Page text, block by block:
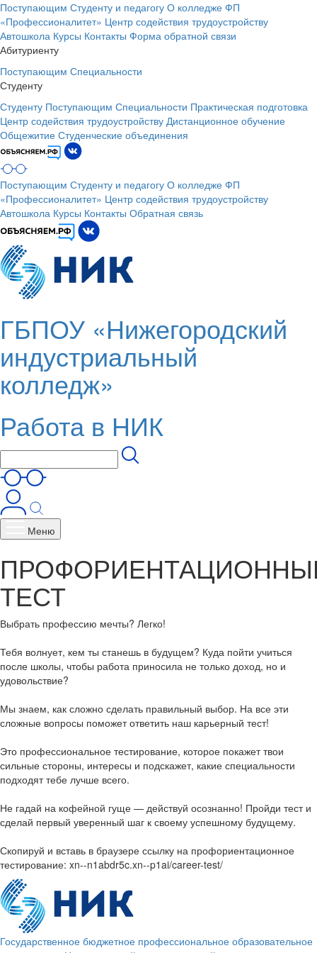
Поступающим Студенту и педагогу О колледже ФП
«Профессионалитет» Центр содействия трудоустройству
Автошкола Курсы Контакты Форма обратной связи
Абитуриенту
Поступающим Специальности
Студенту
Студенту Поступающим Специальности Практическая подготовка
Центр содействия трудоустройству Дистанционное обучение
Общежитие Студенческие объединения
Поступающим Студенту и педагогу О колледже ФП
«Профессионалитет» Центр содействия трудоустройству
Автошкола Курсы Контакты Обратная связь
ГБПОУ «Нижегородский
индустриальный
колледж»
Работа в НИК
Меню
ТЕСТ
Выбрать профессию мечты? Легко!
Тебя волнует, кем ты станешь в будущем? Куда пойти учиться
после школы, чтобы работа приносила не только доход, но и
удовольствие?
Мы знаем, как сложно сделать правильный выбор. На все эти
сложные вопросы поможет ответить наш карьерный тест!
Это профессиональное тестирование, которое покажет твои
сильные стороны, интересы и подскажет, какие специальности
подходят тебе лучше всего.
Не гадай на кофейной гуще — действуй осознанно! Пройди тест и
сделай первый уверенный шаг к своему успешному будущему.
Скопируй и вставь в браузере ссылку на профориентационное
тестирование: xn--n1abdr5c.xn--p1ai/career-test/
Государственное бюджетное профессиональное образовательное